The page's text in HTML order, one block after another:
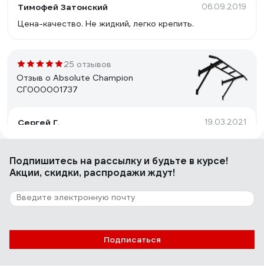
Тимофей Затонский 06.09.2019
Цена-качество. Не жидкий, легко крепить.
25 отзывов
Отзыв о Absolute Champion
СГ000001737
Сергей Г. 19.03.2021
Крепкий
27 отзывов
Отзыв о Absolute Champion Профи
Подпишитесь на рассылкуи будьте в курсе!
Акции, скидки, распродажи ждут!
Подписаться